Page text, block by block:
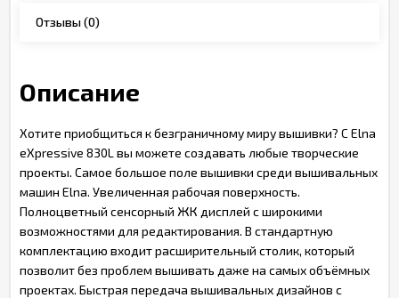
Отзывы(0)
Описание
Хотите приобщиться к безграничному миру вышивки? C Elna
eXpressive 830L вы можете создавать любые творческие
проекты. Самое большое поле вышивки среди вышивальных
машин Elna. Увеличенная рабочая поверхность.
Полноцветный сенсорный ЖК дисплей с широкими
возможностями для редактирования. В стандартную
комплектацию входит расширительный столик, который
позволит без проблем вышивать даже на самых объёмных
проектах. Быстрая передача вышивальных дизайнов с